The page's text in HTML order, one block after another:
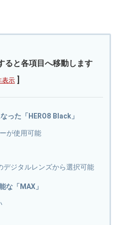
ると各項目へ移動します
表示 ]
った「HERO8 Black」
が使用可能
デジタルレンズから選択可能
な「MAX」